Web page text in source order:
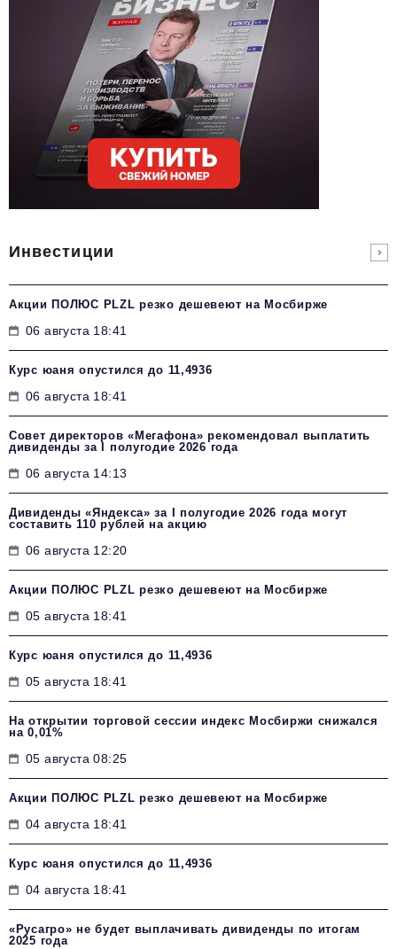
Инвестиции
Акции ПОЛЮС PLZL резко дешевеют на Мосбирже
06 августа 18:41
Курс юаня опустился до 11,4936
06 августа 18:41
Совет директоров «Мегафона» рекомендовал выплатить
дивиденды за I полугодие 2026 года
06 августа 14:13
Дивиденды «Яндекса» за I полугодие 2026 года могут
составить 110 рублей на акцию
06 августа 12:20
Акции ПОЛЮС PLZL резко дешевеют на Мосбирже
05 августа 18:41
Курс юаня опустился до 11,4936
05 августа 18:41
На открытии торговой сессии индекс Мосбиржи снижался
на 0,01%
05 августа 08:25
Акции ПОЛЮС PLZL резко дешевеют на Мосбирже
04 августа 18:41
Курс юаня опустился до 11,4936
04 августа 18:41
«Русагро» не будет выплачивать дивиденды по итогам
2025 года